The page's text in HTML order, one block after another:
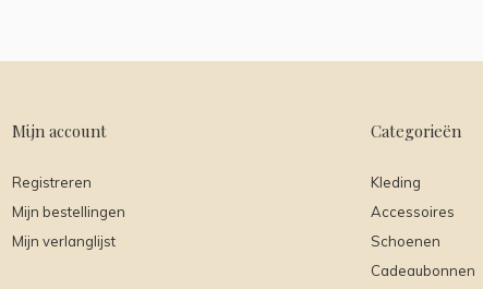
Mijn account
Registreren
Mijn bestellingen
Mijn verlanglijst
Categorieën
Kleding
Accessoires
Schoenen
Cadeaubonnen